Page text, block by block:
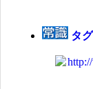
タグ